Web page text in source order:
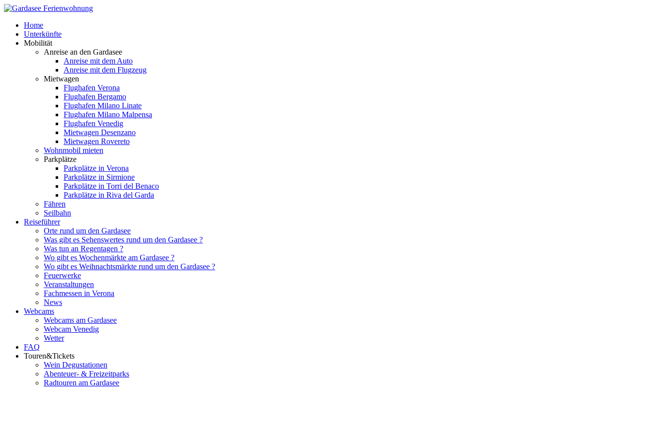
Home
Unterkünfte
Mobilität
Anreise an den Gardasee
Anreise mit dem Auto
Anreise mit dem Flugzeug
Mietwagen
Flughafen Verona
Flughafen Bergamo
Flughafen Milano Linate
Flughafen Milano Malpensa
Flughafen Venedig
Mietwagen Desenzano
Mietwagen Rovereto
Wohnmobil mieten
Parkplätze
Parkplätze in Verona
Parkplätze in Sirmione
Parkplätze in Torri del Benaco
Parkplätze in Riva del Garda
Fähren
Seilbahn
Reiseführer
Orte rund um den Gardasee
Was gibt es Sehenswertes rund um den Gardasee ?
Was tun an Regentagen ?
Wo gibt es Wochenmärkte am Gardasee ?
Wo gibt es Weihnachtsmärkte rund um den Gardasee ?
Feuerwerke
Veranstaltungen
Fachmessen in Verona
News
Webcams
Webcams am Gardasee
Webcam Venedig
Wetter
FAQ
Touren&Tickets
Wein Degustationen
Abenteuer- & Freizeitparks
Radtouren am Gardasee